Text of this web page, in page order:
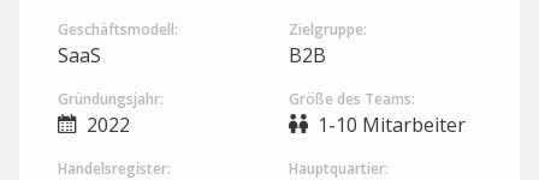
Geschäftsmodell:
SaaS
Zielgruppe:
B2B
Gründungsjahr:
2022
Größe des Teams:
1-10 Mitarbeiter
Handelsregister: Hauptquartier: